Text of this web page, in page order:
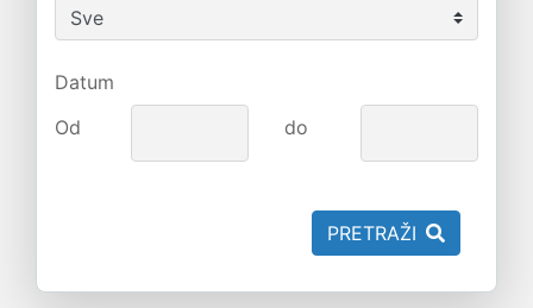
Datum
Od
do
PRETRAŽI